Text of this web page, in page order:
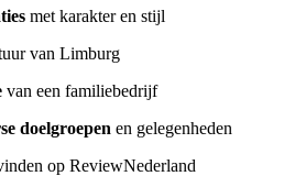
met karakter en stijl
van Limburg
van een familiebedrijf
doelgroepen en gelegenheden
op ReviewNederland